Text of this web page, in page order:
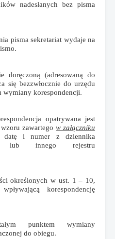
bez pisma
pisma sekretariat wydaje na
doręczoną (adresowaną do
się bezzwłocznie do urzędu
wymiany korespondencji.
opatrywana jest
zawartegow załączniku
i numer z dziennika
lub innego rejestru
określonych w ust. 1 – 10,
korespondencję
punktem wymiany
do obiegu.